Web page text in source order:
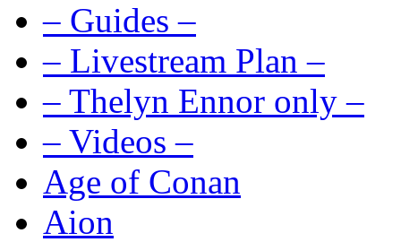
– Guides –
– Livestream Plan –
– Thelyn Ennor only –
– Videos –
Age of Conan
Aion